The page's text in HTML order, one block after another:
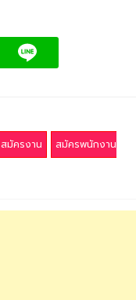
สมัครงาน
สมัครพนักงาน